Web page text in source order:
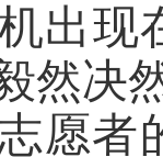
出现
然决
愿者